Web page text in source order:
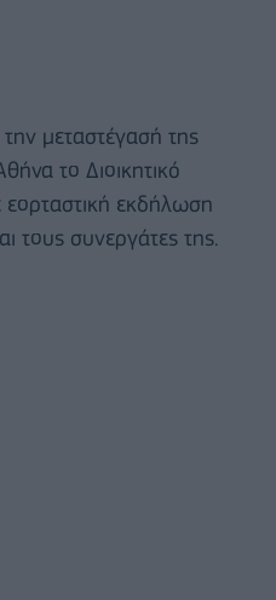
μεταστέγασή της
το Διοικητικό
εορταστική εκδήλωση
τους συνεργάτες της.